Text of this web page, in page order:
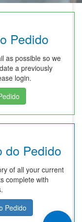
Pedido
as possible so we
a previously
login.
do Pedido
of all your current
complete with
Pedido